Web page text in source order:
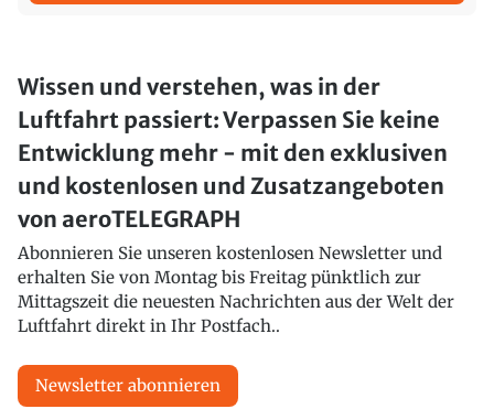
Wissen und verstehen, was in der
Luftfahrt passiert: Verpassen Sie keine
Entwicklung mehr - mit den exklusiven
und kostenlosen und Zusatzangeboten
von aeroTELEGRAPH
Abonnieren Sie unseren kostenlosen Newsletter und
erhalten Sie von Montag bis Freitag pünktlich zur
Mittagszeit die neuesten Nachrichten aus der Welt der
Luftfahrt direkt in Ihr Postfach..
Newsletter abonnieren